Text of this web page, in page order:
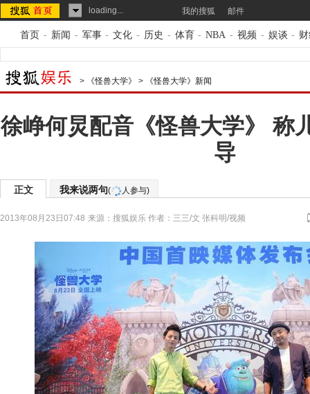
loading... 我的搜狐 邮件
首页 - 新闻 - 军事 - 文化 - 历史 - 体育 - NBA - 视频 - 娱谈 -
> 《怪兽大学》 > 《怪兽大学》新闻
徐峥何炅配音《怪兽大学》 称
导
正文 我来说两句( 人参与)
2013年08月23日07:48 来源： 搜狐娱乐 作者：三三/文 张科明/视频